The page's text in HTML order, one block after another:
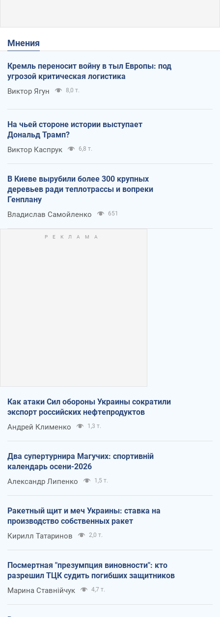
Мнения
Кремль переносит войну в тыл Европы: под
угрозой критическая логистика
Виктор Ягун 8,0 т.
На чьей стороне истории выступает
Дональд Трамп?
Виктор Каспрук 6,8 т.
В Киеве вырубили более 300 крупных
деревьев ради теплотрассы и вопреки
Генплану
Владислав Самойленко 651
Как атаки Сил обороны Украины сократили
экспорт российских нефтепродуктов
Андрей Клименко 1,3 т.
Два супертурнира Магучих: спортивній
календарь осени-2026
Александр Липенко 1,5 т.
Ракетный щит и меч Украины: ставка на
производство собственных ракет
Кирилл Татаринов 2,0 т.
Посмертная "презумпция виновности": кто
разрешил ТЦК судить погибших защитников
Марина Ставнійчук 4,7 т.